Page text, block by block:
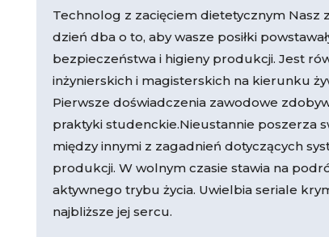
Technolog z zacięciem dietetycznym Nasz
dzień dba o to, aby wasze posiłki
bezpieczeństwa i higieny produkcji. Jest
inżynierskich i magisterskich na kierunku
Pierwsze doświadczenia zawodowe
praktyki studenckie.Nieustannie poszerza
między innymi z zagadnień dotyczących
produkcji. W wolnym czasie stawia na
aktywnego trybu życia. Uwielbia seriale
najbliższe jej sercu.